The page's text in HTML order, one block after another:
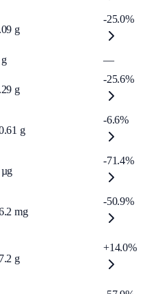
g
-25.0%
g —
g
-25.6%
g
-6.6%
µg
-71.4%
mg
-50.9%
g
+14.0%